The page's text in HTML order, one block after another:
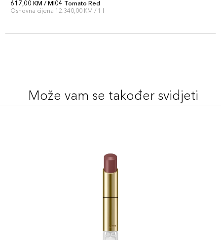
4973167012987
617,00 KM / MI04 Tomato Red
Osnovna cijena 12.340,00 KM / 1 l
Može vam se također svidjeti